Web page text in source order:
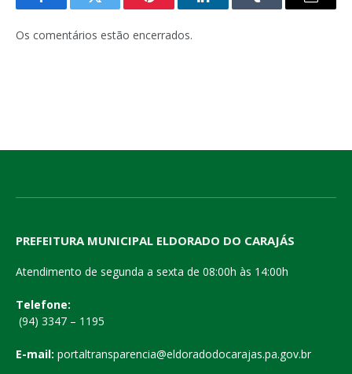
FacebookTwitter Pinterest LinkedInTumblr
E-
Os comentários estão encerrados.
PREFEITURA MUNICIPAL ELDORADO DO CARAJÁS
Atendimento de segunda a sexta de 08:00h às 14:00h
Telefone:
(94) 3347 – 1195
E-mail: portaltransparencia@eldoradodocarajas.pa.gov.br